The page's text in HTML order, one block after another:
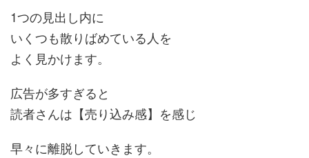
1つの見出し内に
いくつも散りばめている人を
よく見かけます。
広告が多すぎると
読者さんは【売り込み感】を感じ
早々に離脱していきます。